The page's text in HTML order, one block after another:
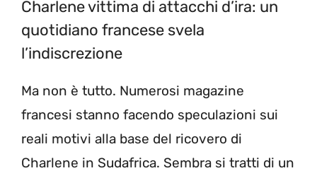
Charlene vittima di attacchi d’ira: un
quotidiano francese svela
l’indiscrezione
Ma non è tutto. Numerosi magazine
francesi stanno facendo speculazioni sui
reali motivi alla base del ricovero di
Charlene in Sudafrica. Sembra si tratti di un